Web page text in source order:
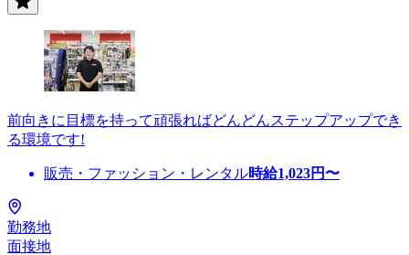
前向きに目標を持って頑張ればどんどんステップアップでき
る環境です!
販売・ファッション・レンタル時給1,023円〜
勤務地
面接地